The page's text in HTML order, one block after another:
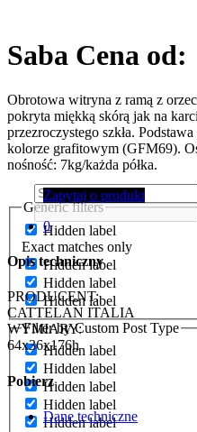
Generic filters
Hidden label
Exact matches only
Hidden label
Hidden label
Hidden label
Filter by Custom Post Type
Hidden label
Hidden label
Hidden label
Hidden label
Hidden label
Saba Cena od:
Obrotowa witryna z ramą z
pokryta miękką skórą jak na
przezroczystego szkła.
kolorze grafitowym (GFM69).
nośność: 7kg/każda półka.
Zapytaj o produkt
0
Opis techniczny
PRODUCENT:
CATTELAN ITALIA
WYMIARY:
64x36x176h
Pobierz
Dane techniczne